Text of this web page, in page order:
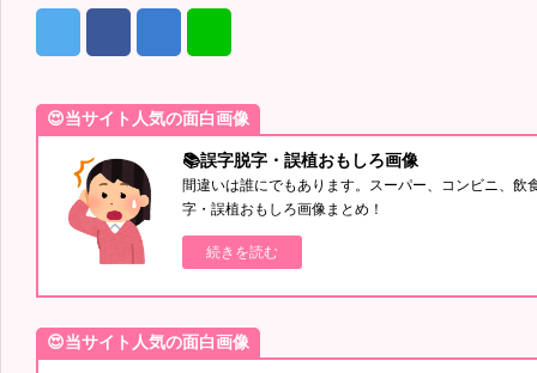
😍当サイト人気の面白画像
📚誤字脱字・誤植おもしろ画像
間違いは誰にでもあります。スーパー、コンビニ、
字・誤植おもしろ画像まとめ！
続きを読む
😍当サイト人気の面白画像